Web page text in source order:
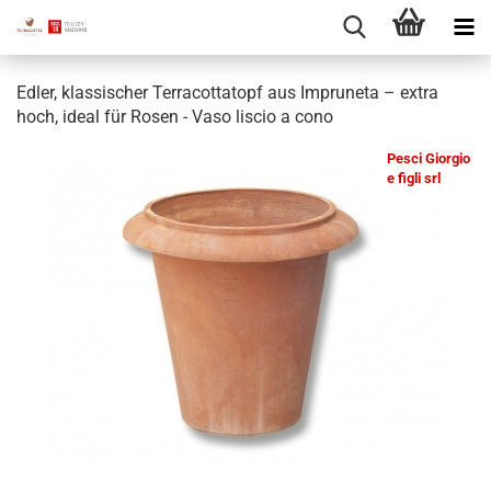
Edler, klassischer Terracottatopf aus Impruneta – extra
hoch, ideal für Rosen - Vaso liscio a cono
Pesci Giorgio
e figli srl